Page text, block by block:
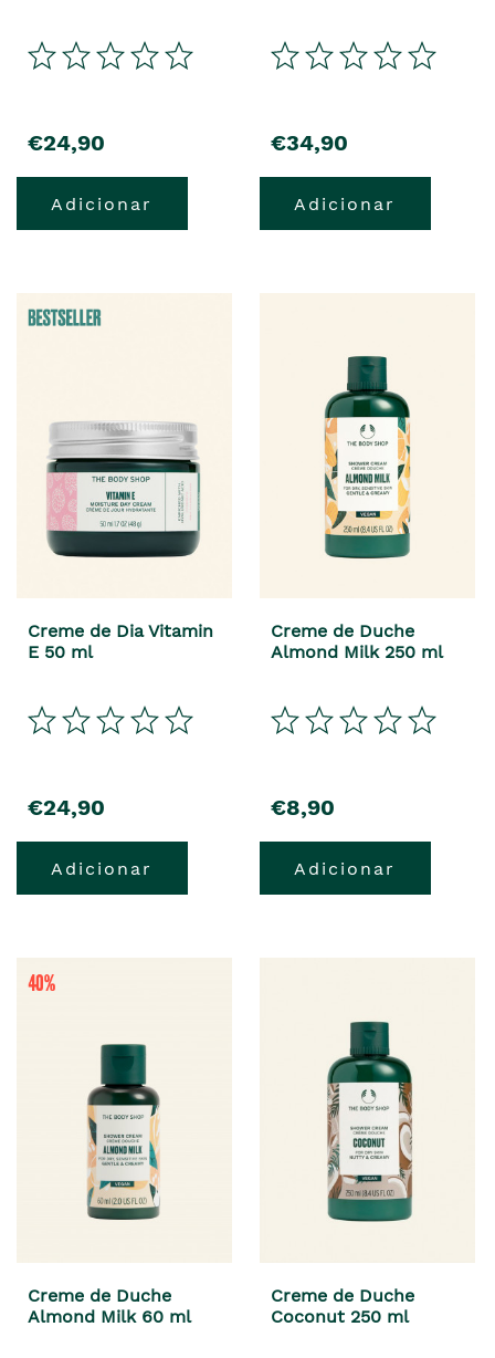
€24,90
Adicionar
€34,90
Adicionar
Creme de Dia Vitamin
E 50 ml
€24,90
Adicionar
Creme de Duche
Almond Milk 250 ml
€8,90
Adicionar
Creme de Duche
Almond Milk 60 ml
Creme de Duche
Coconut 250 ml